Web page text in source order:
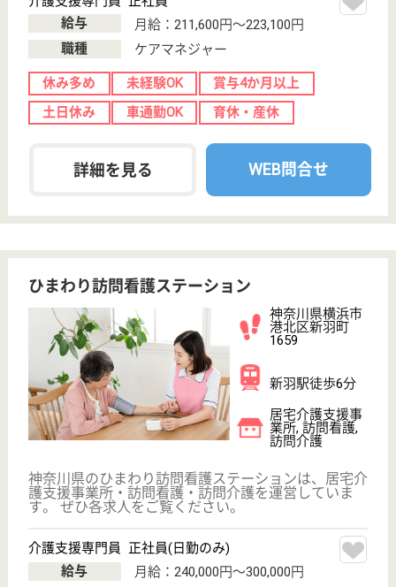
OT その他・なし
次のステップへ
次のステッ
紹介してもら う
サービス紹介
クリックジョブ介護とは
公式LINE＠
お役立ち情報
転職ノウハウ